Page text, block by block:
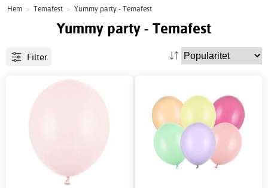
Hem > Temafest > Yummy party - Temafest
Yummy party - Temafest
Filter